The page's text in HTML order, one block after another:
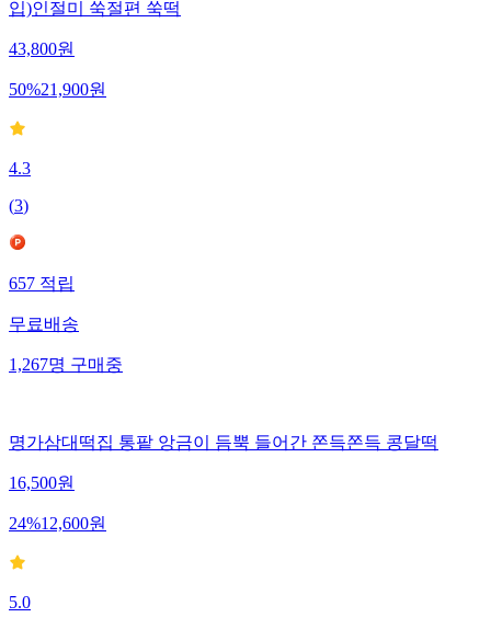
입)인절미 쑥절편 쑥떡
43,800원
50%21,900원
4.3
(3)
657적립
무료배송
1,267명구매중
명가삼대떡집 통팥 앙금이 듬뿍 들어간 쫀득쫀득 콩달떡
16,500원
24%12,600원
5.0